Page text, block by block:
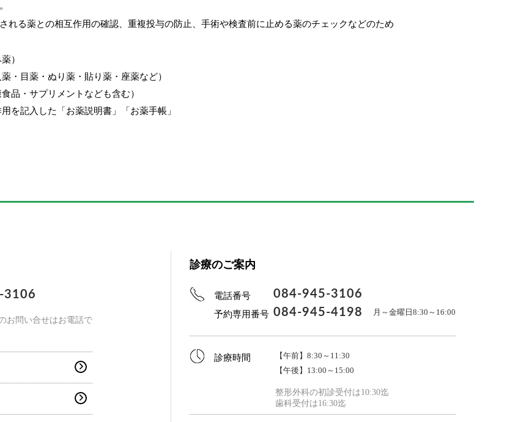
れる薬との相互作用の確認、重複投与の防止、手術や検査前に止める薬のチェックなどのため
）
・目薬・ぬり薬・貼り薬・座薬など）
品・サプリメントなども含む）
を記入した「お薬説明書」「お薬手帳」
3106
お問い合せはお電話で
診療のご案内
電話番号 084-945-3106
予約専用番号 084-945-4198 月～金曜日8:30～16:00
診療時間
【午前】8:30～11:30
【午後】13:00～15:00
整形外科の初診受付は10:30迄
歯科受付は16:30迄